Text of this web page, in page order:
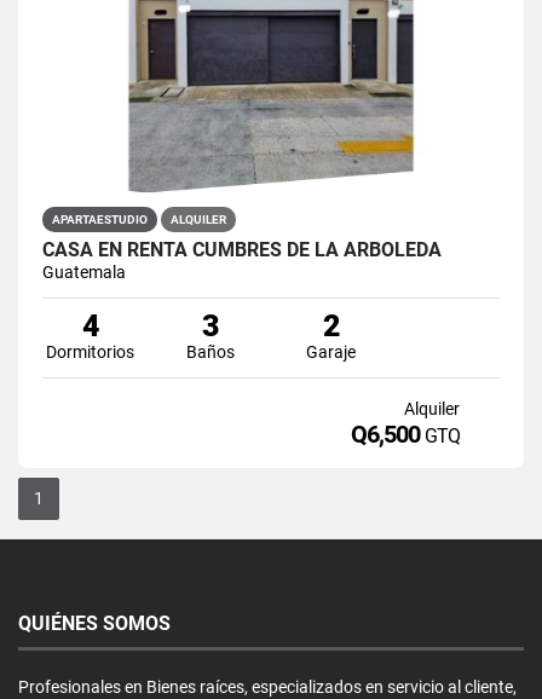
APARTAESTUDIO ALQUILER
CASA EN RENTA CUMBRES DE LA ARBOLEDA
Guatemala
4
Dormitorios
3
Baños
2
Garaje
Alquiler
Q6,500 GTQ
1
QUIÉNES SOMOS
Profesionales en Bienes raíces, especializados en servicio al cliente,